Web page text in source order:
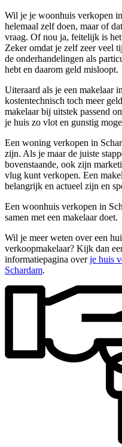
Wil je je woonhuis verkopen
helemaal zelf doen, maar of
vraag. Of nou ja, feitelijk is het
Zeker omdat je zelf zeer veel
de onderhandelingen als
hebt en daarom geld misloopt.
Uiteraard als je een makelaar
kostentechnisch toch meer
makelaar bij uitstek passend
je huis zo vlot en gunstig
Een woning verkopen in
zijn. Als je maar de juiste
bovenstaande, ook zijn
vlug kunt verkopen. Een
belangrijk en actueel zijn en
Een woonhuis verkopen in
samen met een makelaar doet.
Wil je meer weten over een
verkoopmakelaar? Kijk dan
informatiepagina overje huis
Schardam.